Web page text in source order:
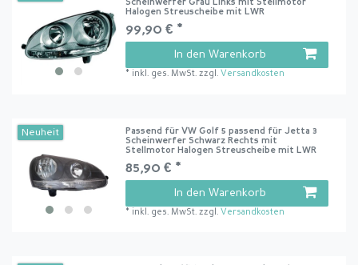
Scheinwerfer Grau Links mit Stellmotor
Halogen Streuscheibe mit LWR
99,90 € *
In den Warenkorb
* inkl. ges. MwSt. zzgl. Versandkosten
Neuheit
Passend für VW Golf 5 passend für Jetta 3
Scheinwerfer Schwarz Rechts mit
Stellmotor Halogen Streuscheibe mit LWR
85,90 € *
In den Warenkorb
* inkl. ges. MwSt. zzgl. Versandkosten